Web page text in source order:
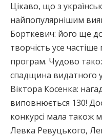
Цікаво, що з
найпопулярнішим
Борткевич: його ще
творчість усе
програм. Чудово
спадщина видатного
Віктора Косенка:
виповнюється 130!
конкурсі мала також
Левка Ревуцького,